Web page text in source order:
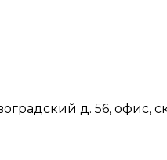
д. 56, офис,